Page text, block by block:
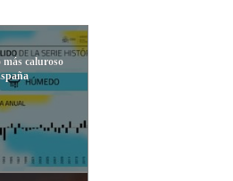
más caluroso